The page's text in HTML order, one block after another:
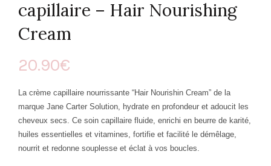
capillaire – Hair Nourishing
Cream
20.90€
La crème capillaire nourrissante “Hair Nourishin Cream” de la
marque Jane Carter Solution, hydrate en profondeur et adoucit les
cheveux secs. Ce soin capillaire fluide, enrichi en beurre de karité,
huiles essentielles et vitamines, fortifie et facilité le démêlage,
nourrit et redonne souplesse et éclat à vos boucles.